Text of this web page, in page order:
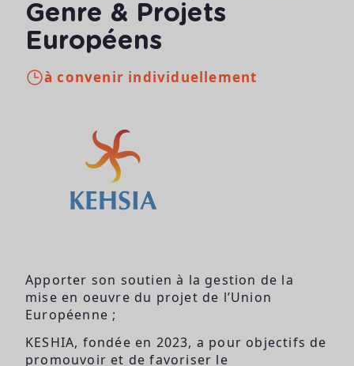
Genre & Projets
Européens
à convenir individuellement
Apporter son soutien à la gestion de la
mise en oeuvre du projet de l’Union
Européenne ;
KESHIA, fondée en 2023, a pour objectifs de
promouvoir et de favoriser le